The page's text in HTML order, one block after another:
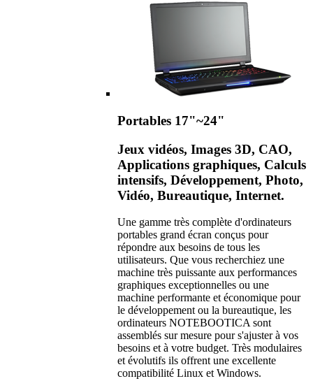
Portables 17"~24"
Jeux vidéos, Images 3D, CAO,
Applications graphiques, Calculs
intensifs, Développement, Photo,
Vidéo, Bureautique, Internet.
Une gamme très complète d'ordinateurs
portables grand écran conçus pour
répondre aux besoins de tous les
utilisateurs. Que vous recherchiez une
machine très puissante aux performances
graphiques exceptionnelles ou une
machine performante et économique pour
le développement ou la bureautique, les
ordinateurs NOTEBOOTICA sont
assemblés sur mesure pour s'ajuster à vos
besoins et à votre budget. Très modulaires
et évolutifs ils offrent une excellente
compatibilité Linux et Windows.